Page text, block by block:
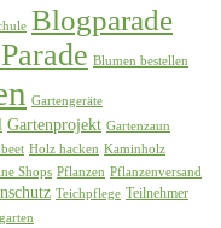
Blogparade
Blumen bestellen
Gartengeräte
Gartenprojekt Gartenzaun
Holz hacken Kaminholz
Shops Pflanzen Pflanzenversand
Teichpflege Teilnehmer